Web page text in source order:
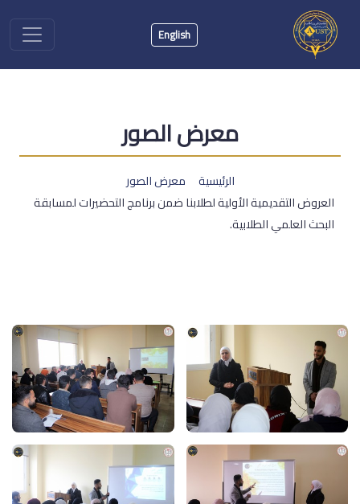
English
معرض الصور
الرئيسية
معرض الصور
العروض التقديمية الأولية لطلابنا ضمن برنامج التحضيرات لمسابقة
البحث العلمي الطلابية.